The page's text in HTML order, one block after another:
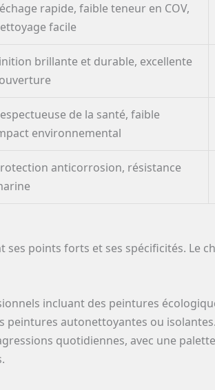
rapide, faible teneur en COV,
facile
brillante et durable, excellente
de la santé, faible
environnemental
anticorrosion, résistance
ses points forts et ses spécificités. Le
incluant des peintures
peintures autonettoyantes ou isolantes.
quotidiennes, avec une